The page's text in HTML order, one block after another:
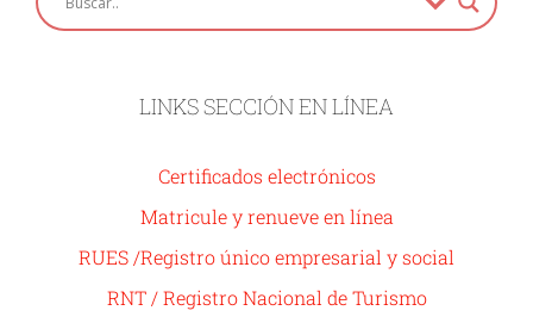
LINKS SECCIÓN EN LÍNEA
Certificados electrónicos
Matricule y renueve en línea
RUES /Registro único empresarial y social
RNT / Registro Nacional de Turismo